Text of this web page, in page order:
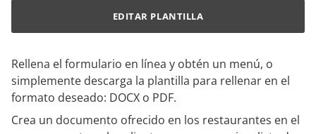
Rellena el formulario en línea y obtén un menú, o
simplemente descarga la plantilla para rellenar en el
formato deseado: DOCX o PDF.
Crea un documento ofrecido en los restaurantes en el
EDITAR PLANTILLA